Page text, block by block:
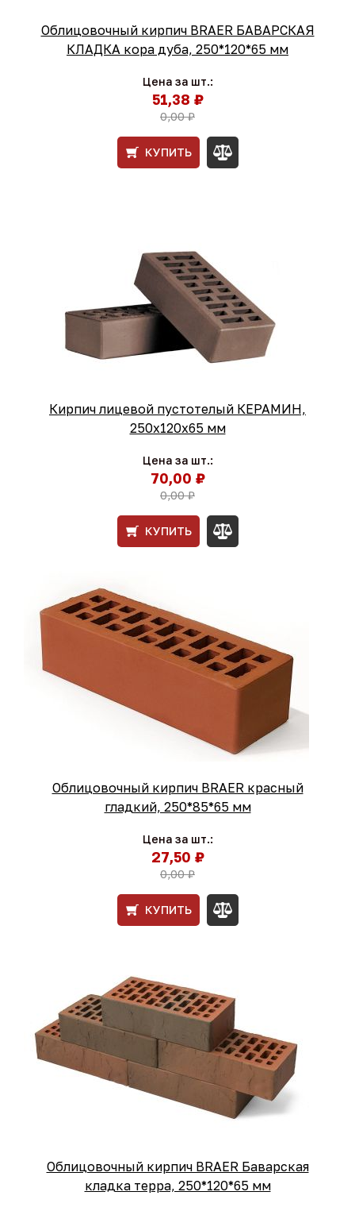
Облицовочный кирпич BRAER БАВАРСКАЯ
КЛАДКА кора дуба, 250*120*65 мм
Цена за шт.:
51,38 ₽
0,00 ₽
КУПИТЬ
Кирпич лицевой пустотелый КЕРАМИН,
250х120х65 мм
Цена за шт.:
70,00 ₽
0,00 ₽
КУПИТЬ
Облицовочный кирпич BRAER красный
гладкий, 250*85*65 мм
Цена за шт.:
27,50 ₽
0,00 ₽
КУПИТЬ
Облицовочный кирпич BRAER Баварская
кладка терра, 250*120*65 мм